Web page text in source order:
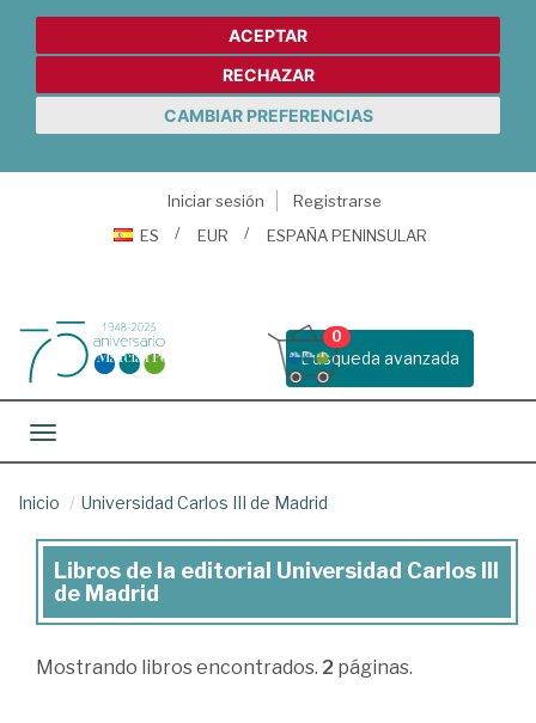
ACEPTAR
RECHAZAR
CAMBIAR PREFERENCIAS
Iniciar sesión
Registrarse
ES
EUR ESPAÑA PENINSULAR
Busqueda avanzada
0
Toggle navigation
Inicio Universidad Carlos III de Madrid
Libros
de
la
Libros de la editorial Universidad Carlos III
de Madrid
Mostrando libros encontrados. 2 páginas.